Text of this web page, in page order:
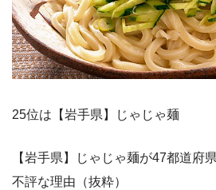
25位は【岩手県】じゃじゃ麺
【岩手県】じゃじゃ麺が47都道府
不評な理由（抜粋）